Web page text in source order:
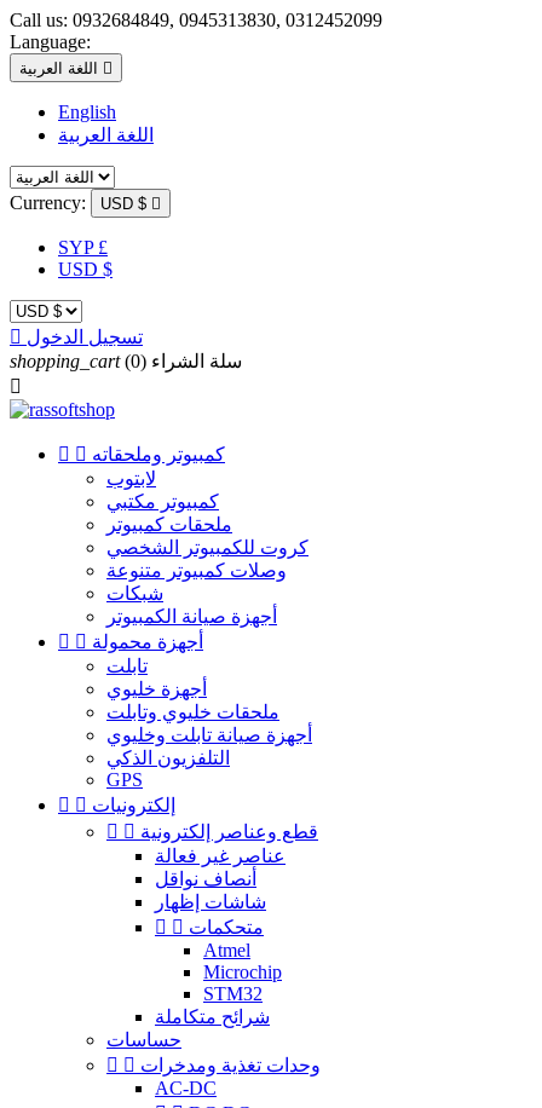
Call us: 0932684849, 0945313830, 0312452099
Language:
اللغة العربية 
English
اللغة العربية
Currency: USD $ 
SYP £
USD $
 تسجيل الدخول
shopping_cart
سلة الشراء (0)

  كمبيوتر وملحقاته
لابتوب
كمبيوتر مكتبي
ملحقات كمبيوتر
كروت للكمبيوتر الشخصي
وصلات كمبيوتر متنوعة
شبكات
أجهزة صيانة الكمبيوتر
  أجهزة محمولة
تابلت
أجهزة خليوي
ملحقات خليوي وتابلت
أجهزة صيانة تابلت وخليوي
التلفزيون الذكي
GPS
  إلكترونيات
  قطع وعناصر إلكترونية
عناصر غير فعالة
أنصاف نواقل
شاشات إظهار
  متحكمات
Atmel
Microchip
STM32
شرائح متكاملة
حساسات
  وحدات تغذية ومدخرات
AC-DC